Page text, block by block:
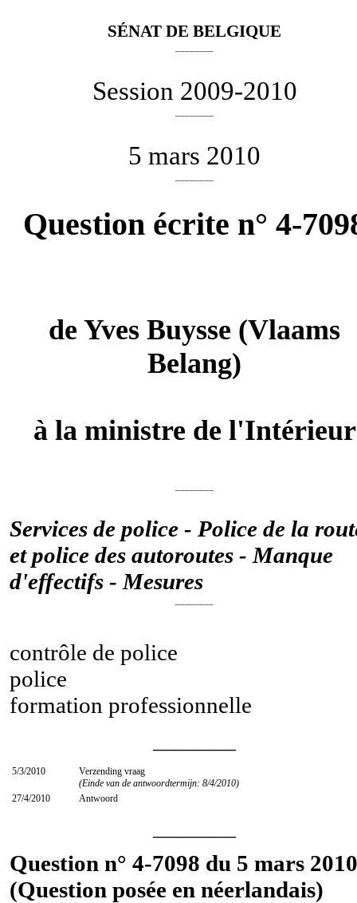
SÉNAT DE BELGIQUE
Session 2009-2010
5 mars 2010
Question écrite n° 4-
deYves Buysse (Vlaams
Belang)
à la ministre de l'Intérieur
Services de police - Police de la
et police des autoroutes - Manque
d'effectifs - Mesures
contrôle de police
police
formation professionnelle
5/3/2010
Verzending vraag
(Einde van de antwoordtermijn: 8/4/2010)
27/4/2010
Antwoord
Question n° 4-7098 du 5 mars
(Question posée en néerlandais)